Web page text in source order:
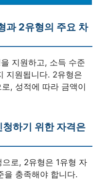
과 2유형의 주요 차
지원하고, 소득 수준
지원됩니다. 2유형은
, 성적에 따라 금액이
하기 위한 자격은
로, 2유형은 1유형 자
을 충족해야 합니다.